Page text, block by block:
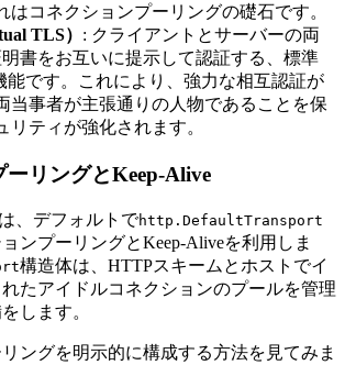
はコネクションプーリングの礎石です。
TLS） : クライアントとサーバーの両
書をお互いに提示して認証する、標準
能です。これにより、強力な相互認証が
当事者が主張通りの人物であることを保
リティが強化されます。
ーリングとKeep-Alive
は、デフォルトでhttp.DefaultTransport
ンプーリングとKeep-Aliveを利用しま
構造体は、HTTPスキームとホストでイ
たアイドルコネクションのプールを管理
します。
ングを明示的に構成する方法を見てみま